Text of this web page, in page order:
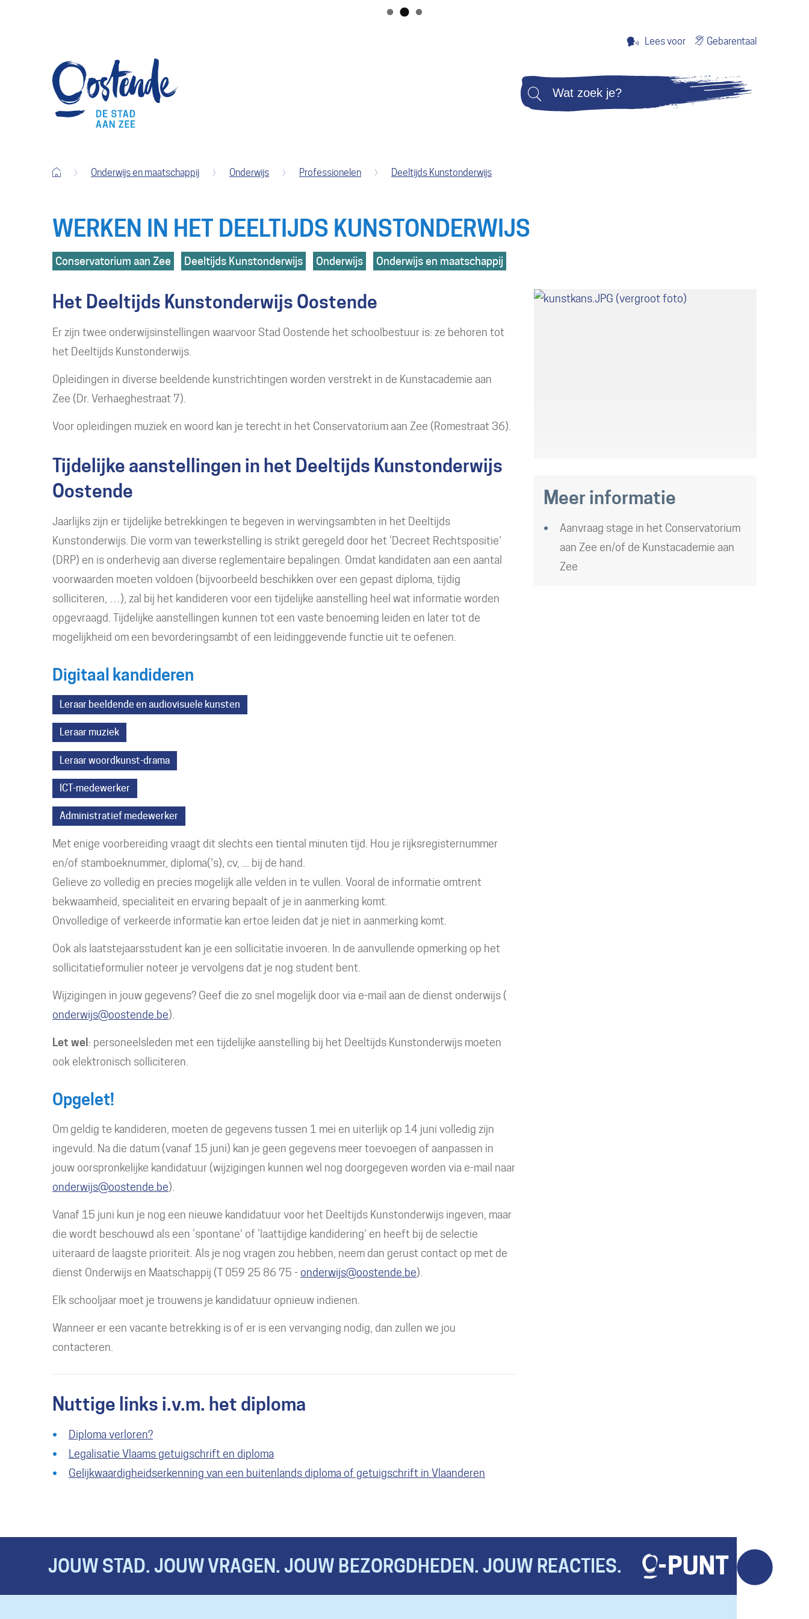
Gebarentaal
Lees voor
Terug
naar
startpagina
Stad
Oostende
Zoeken
StartpaginaOnderwijs en maatschappij Onderwijs Professionelen Deeltijds Kunstonderwijs
WERKEN IN HET DEELTIJDS KUNSTONDERWIJS
Hoofdthemas
Conservatorium aan Zee Deeltijds Kunstonderwijs Onderwijs Onderwijs en maatschappij
Het Deeltijds Kunstonderwijs Oostende
Er zijn twee onderwijsinstellingen waarvoor Stad Oostende het schoolbestuur is: ze behoren tot
het Deeltijds Kunstonderwijs.
Opleidingen in diverse beeldende kunstrichtingen worden verstrekt in de Kunstacademie aan
Zee (Dr. Verhaeghestraat 7).
Voor opleidingen muziek en woord kan je terecht in het Conservatorium aan Zee (Romestraat 36).
Tijdelijke aanstellingen in het Deeltijds Kunstonderwijs
Oostende
Jaarlijks zijn er tijdelijke betrekkingen te begeven in wervingsambten in het Deeltijds
Kunstonderwijs. Die vorm van tewerkstelling is strikt geregeld door het ‘Decreet Rechtspositie’
(DRP) en is onderhevig aan diverse reglementaire bepalingen. Omdat kandidaten aan een aantal
voorwaarden moeten voldoen (bijvoorbeeld beschikken over een gepast diploma, tijdig
solliciteren, …), zal bij het kandideren voor een tijdelijke aanstelling heel wat informatie worden
opgevraagd. Tijdelijke aanstellingen kunnen tot een vaste benoeming leiden en later tot de
mogelijkheid om een bevorderingsambt of een leidinggevende functie uit te oefenen.
Digitaal kandideren
Leraar beeldende en audiovisuele kunsten
Leraar muziek
Leraar woordkunst-drama
ICT-medewerker
Administratief medewerker
Met enige voorbereiding vraagt dit slechts een tiental minuten tijd. Hou je rijksregisternummer
en/of stamboeknummer, diploma('s), cv, ... bij de hand.
Gelieve zo volledig en precies mogelijk alle velden in te vullen. Vooral de informatie omtrent
bekwaamheid, specialiteit en ervaring bepaalt of je in aanmerking komt.
Onvolledige of verkeerde informatie kan ertoe leiden dat je niet in aanmerking komt.
Ook als laatstejaarsstudent kan je een sollicitatie invoeren. In de aanvullende opmerking op het
sollicitatieformulier noteer je vervolgens dat je nog student bent.
Wijzigingen in jouw gegevens? Geef die zo snel mogelijk door via e-mail aan de dienst onderwijs (
onderwijs@oostende.be).
Let wel : personeelsleden met een tijdelijke aanstelling bij het Deeltijds Kunstonderwijs moeten
ook elektronisch solliciteren.
Opgelet!
Om geldig te kandideren, moeten de gegevens tussen 1 mei en uiterlijk op 14 juni volledig zijn
ingevuld. Na die datum (vanaf 15 juni) kan je geen gegevens meer toevoegen of aanpassen in
jouw oorspronkelijke kandidatuur (wijzigingen kunnen wel nog doorgegeven worden via e-mail naar
onderwijs@oostende.be).
Vanaf 15 juni kun je nog een nieuwe kandidatuur voor het Deeltijds Kunstonderwijs ingeven, maar
die wordt beschouwd als een ‘spontane’ of ‘laattijdige kandidering’ en heeft bij de selectie
uiteraard de laagste prioriteit. Als je nog vragen zou hebben, neem dan gerust contact op met de
dienst Onderwijs en Maatschappij (T 059 25 86 75 - onderwijs@oostende.be).
Elk schooljaar moet je trouwens je kandidatuur opnieuw indienen.
Wanneer er een vacante betrekking is of er is een vervanging nodig, dan zullen we jou
contacteren.
Nuttige links i.v.m. het diploma
Diploma verloren?
Legalisatie Vlaams getuigschrift en diploma
Gelijkwaardigheidserkenning van een buitenlands diploma of getuigschrift in Vlaanderen
Meer informatie
Aanvraag stage in het Conservatorium
aan Zee en/of de Kunstacademie aan
Zee
JOUW STAD. JOUW VRAGEN. JOUW BEZORGDHEDEN. JOUW REACTIES.